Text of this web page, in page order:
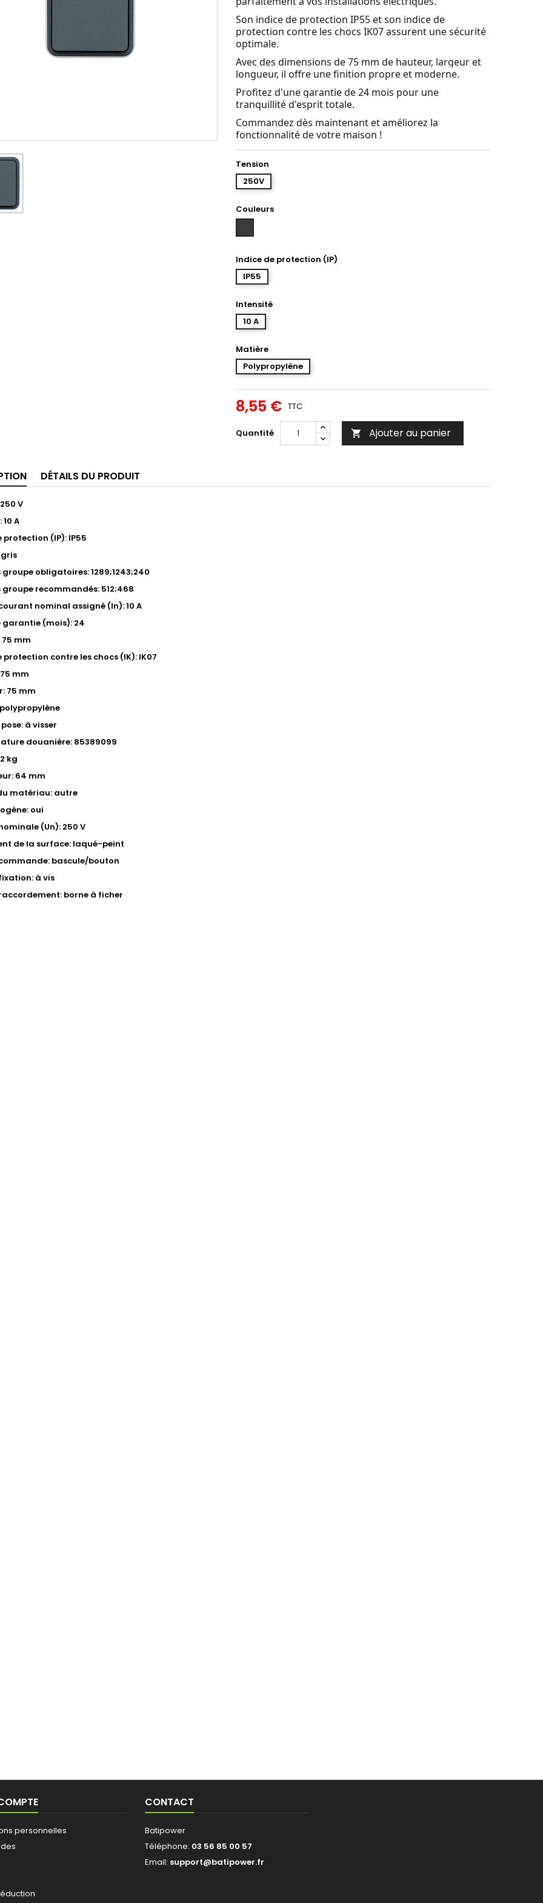
Son indice de protection IP55 et son indice de
protection contre les chocs IK07 assurent une sécurité
optimale.
Avec des dimensions de 75 mm de hauteur, largeur et
longueur, il offre une finition propre et moderne.
Profitez d'une garantie de 24 mois pour une
tranquillité d'esprit totale.
Commandez dès maintenant et améliorez la
fonctionnalité de votre maison !
Tension
250V
Couleurs
anthracite
Indice de protection (IP)
IP55
Intensité
10 A
Matière
Polypropylène
8,55 € TTC
Quantité  Ajouter au panier
DÉTAILS DU PRODUIT
V
A
protection (IP): IP55
obligatoires: 1289;1243;240
recommandés: 512;468
nominal assigné (In): 10 A
garantie (mois): 24
mm
protection contre les chocs (IK): IK07
mm
75 mm
à visser
douanière: 85389099
kg
64 mm
matériau: autre
oui
(Un): 250 V
de la surface: laqué-peint
bascule/bouton
à vis
borne à ficher
personnelles
CONTACT
Batipower
Téléphone: 03 56 85 00 57
Email: support@batipower.fr